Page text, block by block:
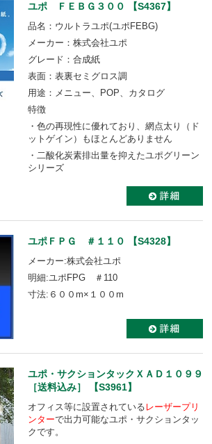
ユポ ＦＥＢＧ３００ 【S4367】
品名：ウルトラユポ(ユポFEBG)
メーカー：株式会社ユポ
グレード：合成紙
表面：表裏セミグロス調
用途：メニュー、POP、カタログ
特徴
・色の再現性に優れており、網点太り（ド
ットゲイン）もほとんどありません
・二酸化炭素排出量を抑えたユポグリーン
シリーズ
ユポＦＰＧ ＃１１０ 【S4328】
メーカー:株式会社ユポ
明細:ユポFPG ＃110
寸法:６００m×１００m
ユポ・サクションタックＸＡＤ１０９９
［送料込み］ 【S3961】
オフィス等に設置されている レーザープリ
ンターで出力可能なユポ・サクションタッ
クです。